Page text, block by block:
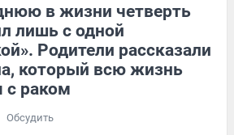
в жизни четверть
лишь с одной
Родители рассказали
который всю жизнь
с раком
Обсудить